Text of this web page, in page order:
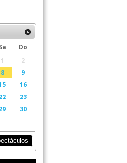
Sa
Do
1
2
8
9
16
22
23
29
30